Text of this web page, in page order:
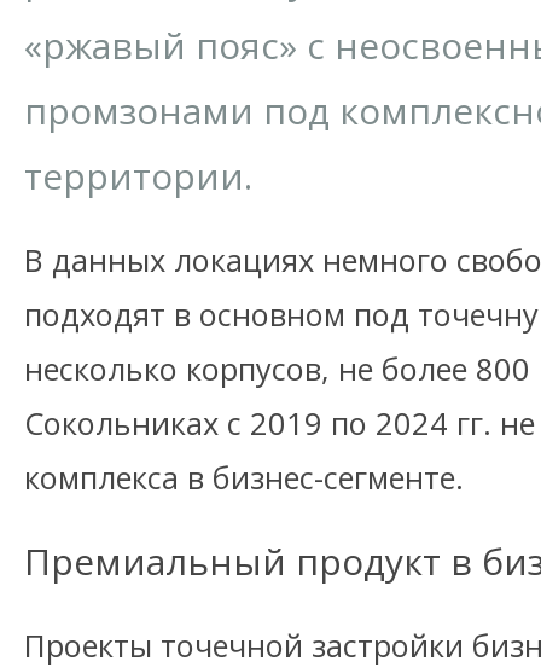
«ржавый пояс» с
промзонами под
территории.
В данных локациях немного
подходят в основном под
несколько корпусов, не более
Сокольниках с 2019 по 2024 гг.
комплекса в бизнес-сегменте.
Премиальный продукт в
Проекты точечной застройки